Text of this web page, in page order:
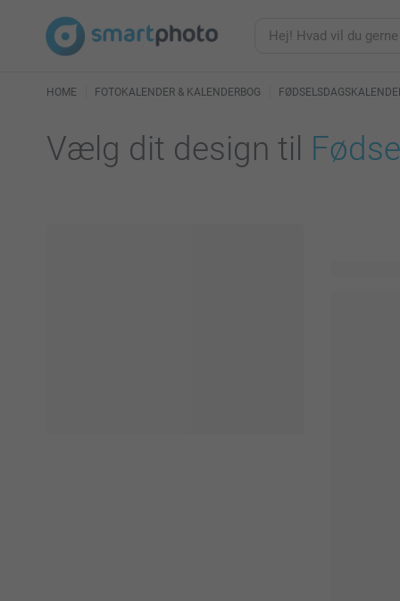
HOME FOTOKALENDER & KALENDERBOG
Vælg dit design til